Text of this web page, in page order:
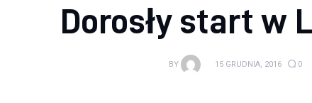
Dorosły start w
BY 15 GRUDNIA, 2016 0